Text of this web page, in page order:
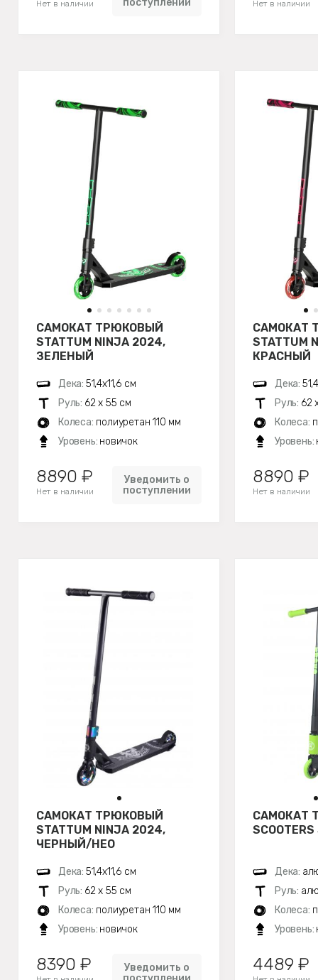
Нет в наличии
поступлении
Нет в наличии
САМОКАТ ТРЮКОВЫЙ
STATTUM NINJA 2024,
ЗЕЛЕНЫЙ
Дека: 51,4х11,6 см
Руль: 62 х 55 см
Колеса: полиуретан 110 мм
Уровень: новичок
8890 ₽
Нет в наличии
Уведомить о
поступлении
САМОКАТ
STATTUM
КРАСНЫЙ
Дека:
Руль: 62
Колеса:
Уровень:
8890 ₽
Нет в наличии
САМОКАТ ТРЮКОВЫЙ
STATTUM NINJA 2024,
ЧЕРНЫЙ/НЕО
Дека: 51,4х11,6 см
Руль: 62 х 55 см
Колеса: полиуретан 110 мм
Уровень: новичок
8390 ₽
Уведомить о
САМОКАТ
Дека:
Руль:
Колеса:
Уровень:
4489 ₽